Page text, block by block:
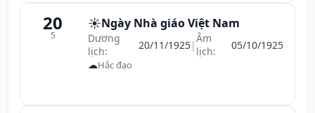
20
5
☀️Ngày Nhà giáo Việt Nam
Dương
lịch:
20/11/1925|Âm
lịch:
05/10/1925
☁Hắc đạo